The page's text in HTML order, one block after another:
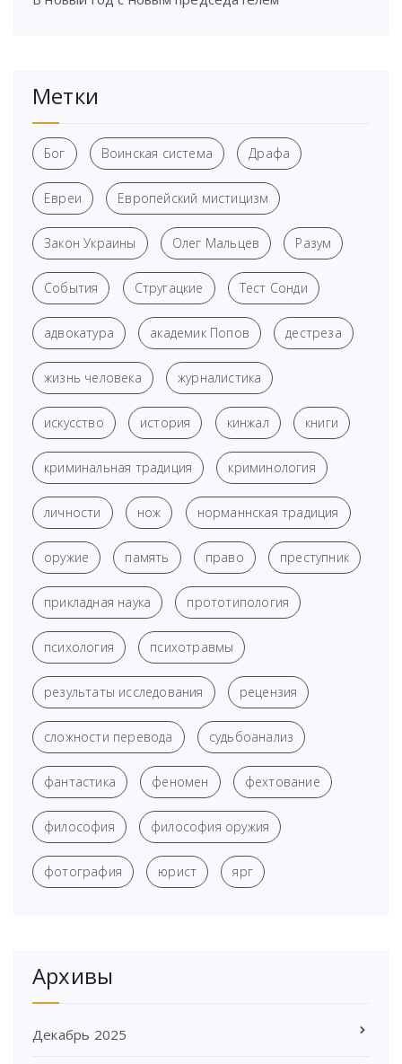
Метки
Бог Воинская система Драфа
Евреи Европейский мистицизм
Закон Украины Олег Мальцев Разум
События Стругацкие Тест Сонди
адвокатура академик Попов дестреза
жизнь человека журналистика
искусство история кинжал книги
криминальная традиция криминология
личности нож норманнская традиция
оружие память право преступник
прикладная наука прототипология
психология психотравмы
результаты исследования рецензия
сложности перевода судьбоанализ
фантастика феномен фехтование
философия философия оружия
фотография юрист ярг
Архивы
Декабрь 2025